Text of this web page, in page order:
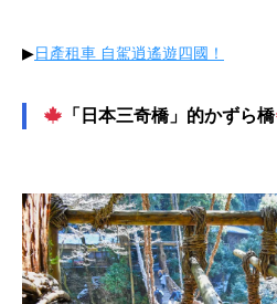
▶︎ 日產租車 自駕逍遙遊四國！
「日本三奇橋」的かずら橋